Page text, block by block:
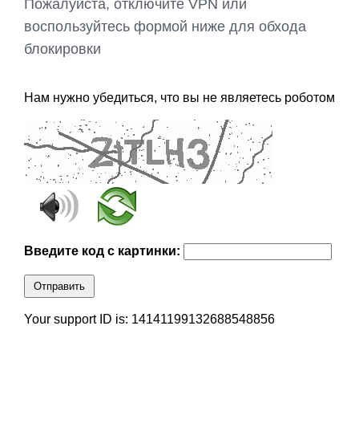
Пожалуйста, отключите VPN или
воспользуйтесь формой ниже для обхода
блокировки
Нам нужно убедиться, что вы не являетесь роботом
Введите код с картинки:
Отправить
Your support ID is: 14141199132688548856